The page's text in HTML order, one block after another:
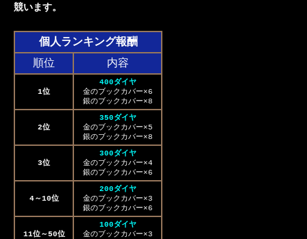
競います。
個人ランキング報酬
順位
内容
1位
400ダイヤ
金のブックカバー×6
銀のブックカバー×8
2位
350ダイヤ
金のブックカバー×5
銀のブックカバー×8
3位
300ダイヤ
金のブックカバー×4
銀のブックカバー×6
4～10位
200ダイヤ
金のブックカバー×3
銀のブックカバー×6
11位～50位
100ダイヤ
金のブックカバー×3